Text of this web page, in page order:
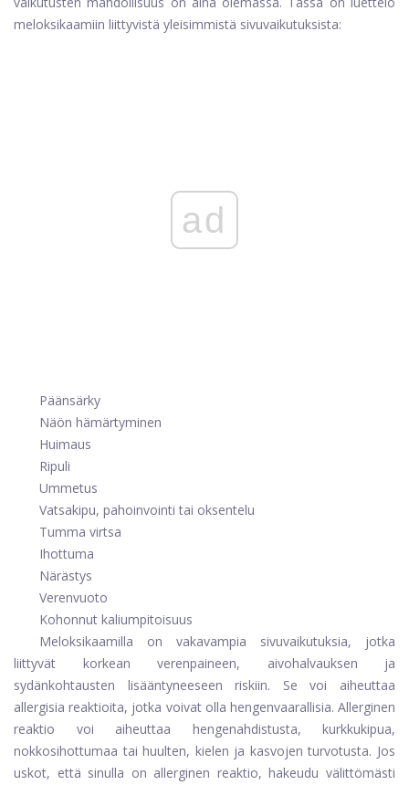
meloksikaamiin liittyvistä yleisimmistä sivuvaikutuksista:
ad
Päänsärky
Näön hämärtyminen
Huimaus
Ripuli
Ummetus
Vatsakipu, pahoinvointi tai oksentelu
Tumma virtsa
Ihottuma
Närästys
Verenvuoto
Kohonnut kaliumpitoisuus
Meloksikaamilla on vakavampia sivuvaikutuksia, jotka
liittyvät korkean verenpaineen, aivohalvauksen ja
sydänkohtausten lisääntyneeseen riskiin. Se voi aiheuttaa
allergisia reaktioita, jotka voivat olla hengenvaarallisia. Allerginen
reaktio voi aiheuttaa hengenahdistusta, kurkkukipua,
nokkosihottumaa tai huulten, kielen ja kasvojen turvotusta. Jos
uskot, että sinulla on allerginen reaktio, hakeudu välittömästi